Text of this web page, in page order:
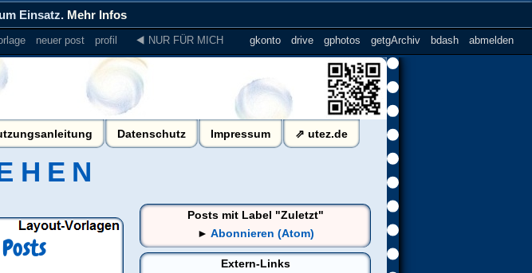
Einsatz. Mehr Infos
abmelden
bdash
getgArchiv
gphotos
drive
gkonto
◀ NUR FÜR MICH
profil
neuer post
Datenschutz Impressum ⇗ utez.de
Posts mit Label "Zuletzt"
► Abonnieren (Atom)
Extern-Links